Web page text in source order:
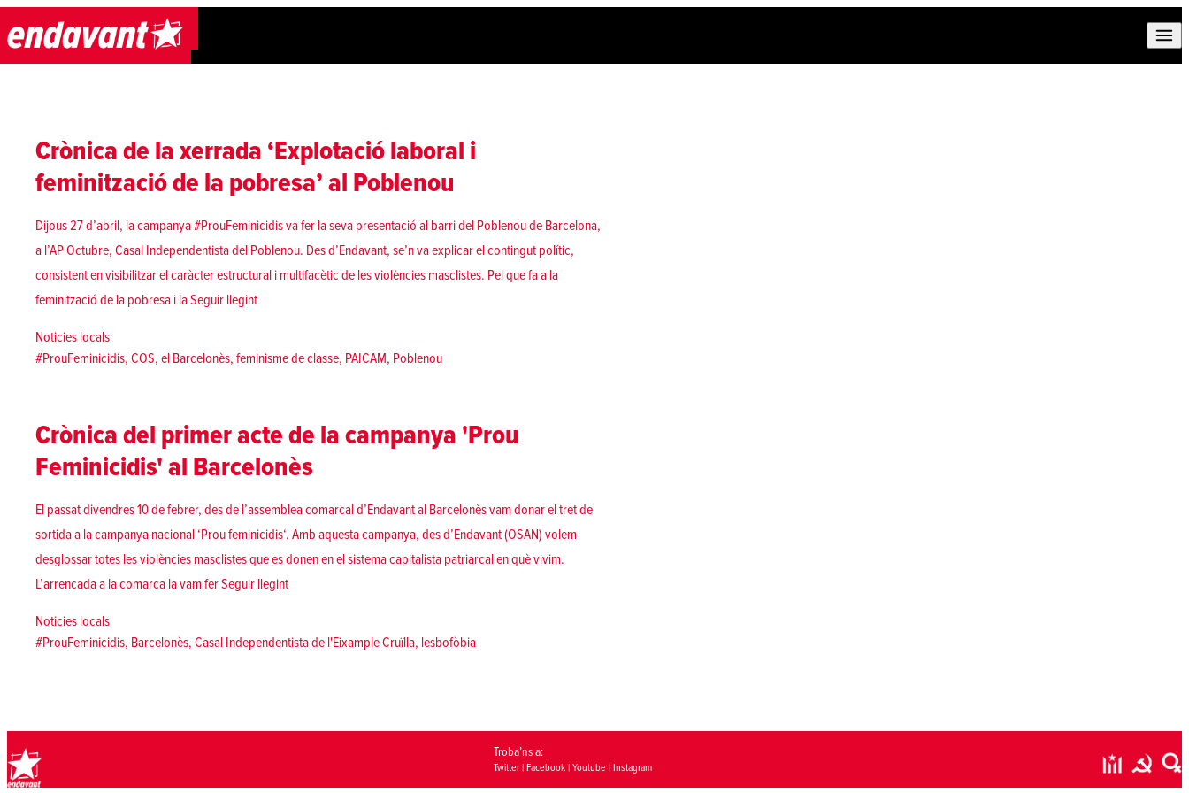
Skip to content
Crònica de la xerrada ‘Explotació laboral i
feminització de la pobresa’ al Poblenou
Dijous 27 d’abril, la campanya #ProuFeminicidis va fer la seva presentació al barri del Poblenou de Barcelona,
a l’AP Octubre, Casal Independentista del Poblenou. Des d’Endavant, se’n va explicar el contingut polític,
consistent en visibilitzar el caràcter estructural i multifacètic de les violències masclistes. Pel que fa a la
feminització de la pobresa i laSeguir llegint«Crònica de la xerrada ‘Explotació laboral i feminització de la pobresa’ al Poblenou»
Posted in
Noticies locals
Tags:
#ProuFeminicidis, COS, el Barcelonès, feminisme de classe, PAICAM, Poblenou
Crònica del primer acte de la campanya 'Prou
Feminicidis' al Barcelonès
El passat divendres 10 de febrer, des de l’assemblea comarcal d’Endavant al Barcelonès vam donar el tret de
sortida a la campanya nacional ‘Prou feminicidis‘. Amb aquesta campanya, des d’Endavant (OSAN) volem
desglossar totes les violències masclistes que es donen en el sistema capitalista patriarcal en què vivim.
L’arrencada a la comarca la vam ferSeguir llegint«Crònica del primer acte de la campanya 'Prou Feminicidis' al Barcelonès»
Posted in
Noticies locals
Tags:
#ProuFeminicidis, Barcelonès, Casal Independentista de l'Eixample Cruïlla, lesbofòbia
Troba’ns a:
Twitter| Facebook| Youtube| Instagram